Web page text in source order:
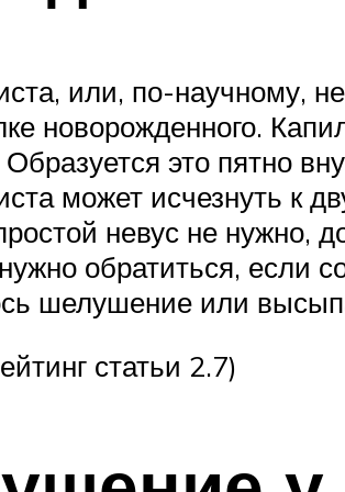
или, по-научному,
новорожденного.
Образуется это пятно
может исчезнуть к
невус не нужно,
обратиться, если
шелушение или
статьи 2.7)